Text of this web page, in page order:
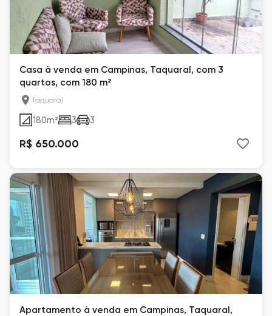
Casa à venda em Campinas, Taquaral, com 3
quartos, com 180 m²
Taquaral
180m² 3 3
R$ 650.000
Apartamento à venda em Campinas, Taquaral,